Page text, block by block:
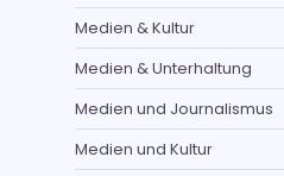
Medien & Kultur
Medien & Unterhaltung
Medien und Journalismus
Medien und Kultur